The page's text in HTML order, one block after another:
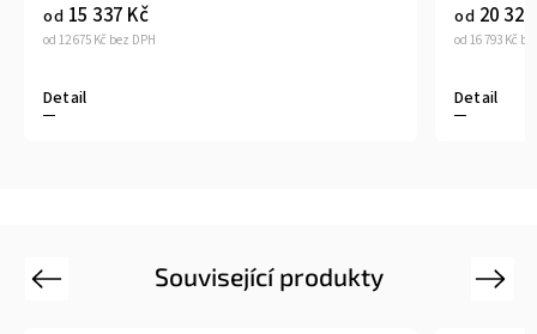
Související produkty
Previous Next
od 12 675 Kč bez DPH
od 15 337 Kč
Detail
od 16 793 Kč
od 20
Detail